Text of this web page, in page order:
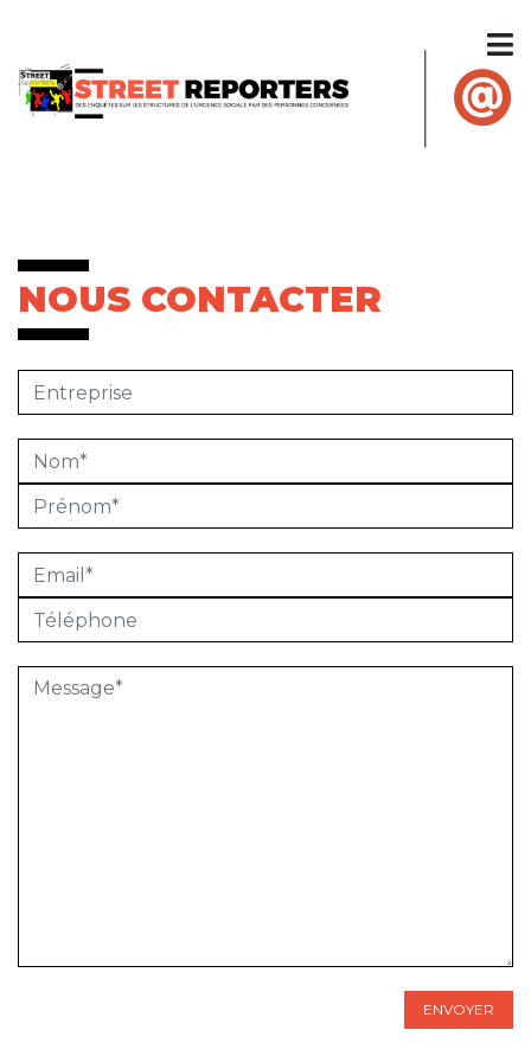
NOUS CONTACTER